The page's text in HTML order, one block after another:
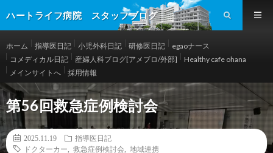
ハートライフ病院 スタッフブログ
ホーム 指導医日記 小児外科日記 研修医日記
egaoナース
コメディカル日記
産婦人科ブログ[アメブロ/外部]
Healthy cafe ohana
メインサイトへ
採用情報
第56回救急症例検討会
2025.11.19
指導医日記
ドクターカー
救急症例検討会 地域連携